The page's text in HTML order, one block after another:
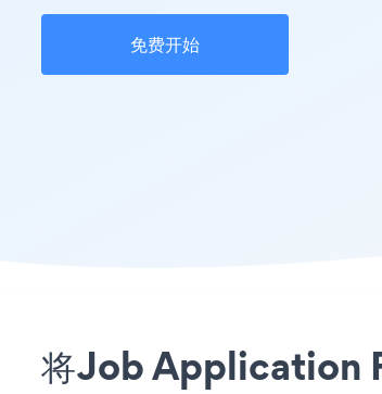
免费开始
将Job Application